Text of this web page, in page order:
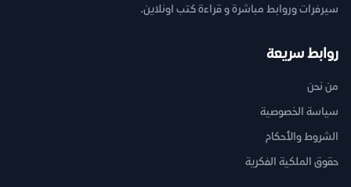
سيرفرات وروابط مباشرة و قراءة كتب اونلاين.
روابط سريعة
من نحن
سياسة الخصوصية
الشروط والأحكام
حقوق الملكية الفكرية